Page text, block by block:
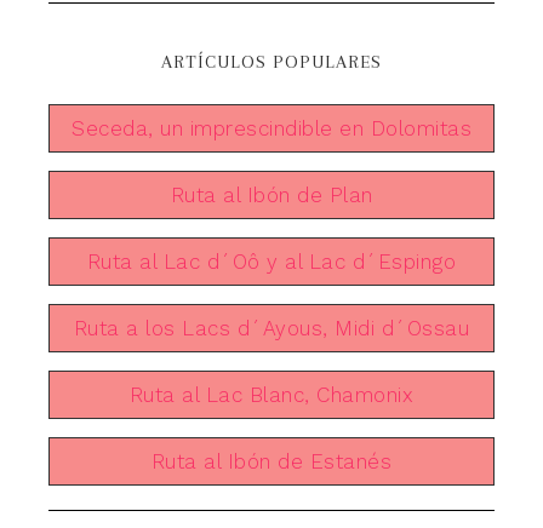
ARTÍCULOS POPULARES
Seceda, un imprescindible en Dolomitas
Ruta al Ibón de Plan
Ruta al Lac d´Oô y al Lac d´Espingo
Ruta a los Lacs d´Ayous, Midi d´Ossau
Ruta al Lac Blanc, Chamonix
Ruta al Ibón de Estanés